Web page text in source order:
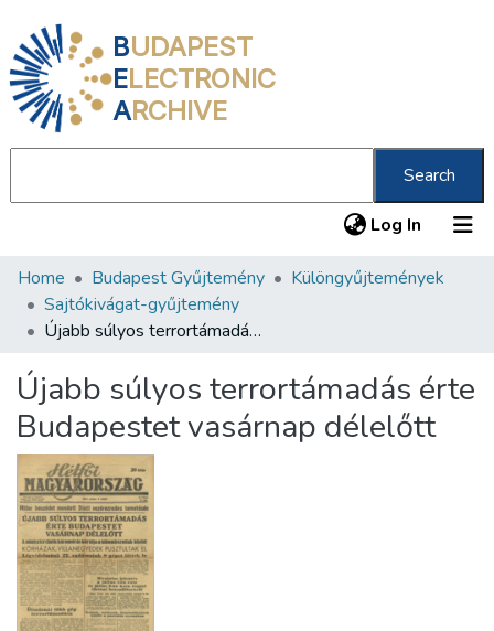
BUDAPEST
ELECTRONIC
ARCHIVE
Search
Log In (current)
Communities & Collections
All of DSpace
Statistics
About us
Home Budapest Gyűjtemény
Különgyűjtemények
Sajtókivágat-gyűjtemény
Újabb súlyos terrortámadás érte Budapestet vasárnap délelőtt
Újabb súlyos terrortámadás érte
Budapestet vasárnap délelőtt